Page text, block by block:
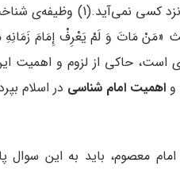
کعبه است. به نزد او می‌روند و
است، حاکی از لزوم و اهمیت
اهمیت امام شناسی در اسلام
معصوم، باید به این سوال